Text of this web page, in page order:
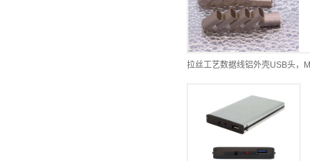
拉丝工艺数据线铝外壳USB头，